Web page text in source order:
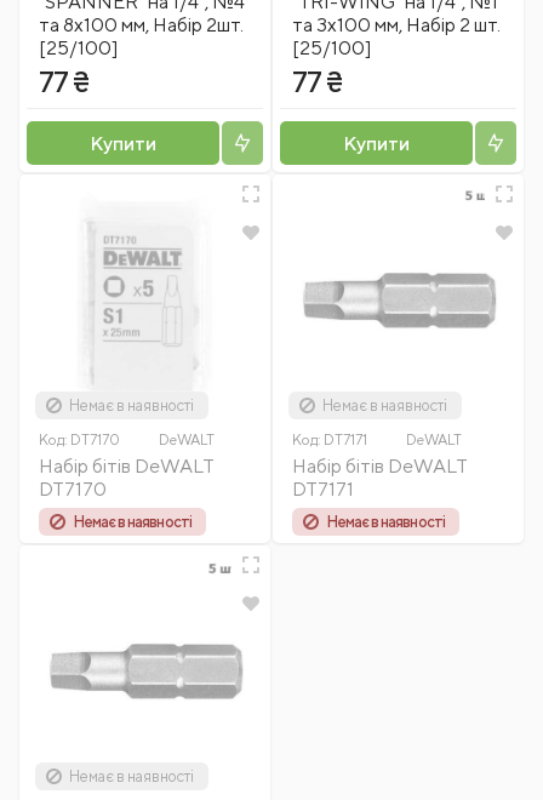
та 8х100 мм, Набір 2шт.
[25/100]
77 ₴
Купити
та 3х100 мм, Набір 2 шт.
[25/100]
77 ₴
Купити
Немає в наявності
Код: DT7170 DeWALT
Набір бітів DeWALT
DT7170
Немає в наявності
Немає в наявності
Код: DT7171 DeWALT
Набір бітів DeWALT
DT7171
Немає в наявності
Немає в наявності